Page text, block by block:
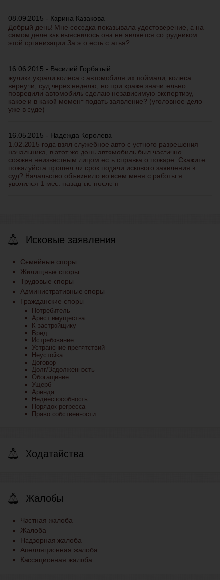
08.09.2015 - Карина Казакова
Добрый день! Мне соседка показывала удостоверение, а на
самом деле как выяснилось она не является сотрудником
этой организации.За это есть статья?
16.06.2015 - Василий Горбатый
жулики украли колеса с автомобиля их поймали, колеса
вернули, суд через неделю, но при краже значительно
повредили автомобиль сделаю независимую экспертизу,
какое и в какой момент подать заявление? (уголовное дело
уже в суде)
16.05.2015 - Надежда Королева
1.02.2015 года взял служебное авто с устного разрешения
начальника, в этот же день автомобиль был частично
сожжен неизвестным лицом есть справка о пожаре. Скажите
пожалуйста прошел ли срок подачи искового заявления в
суд? Начальство объвинило во всем меня с работы я
уволился 1 мес. назад т.к. после п
Исковые заявления
Семейные споры
Жилищные споры
Трудовые споры
Административные споры
Гражданские споры
Потребитель
Арест имущества
К застройщику
Вред
Истребование
Устранение препятствий
Неустойка
Договор
Долг/Задолженность
Обогащение
Ущерб
Аренда
Недееспособность
Порядок регресса
Право собственности
Ходатайства
Жалобы
Частная жалоба
Жалоба
Надзорная жалоба
Апелляционная жалоба
Кассационная жалоба